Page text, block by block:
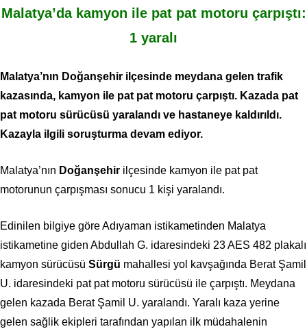
Malatya’da kamyon ile pat pat motoru çarpıştı:
1 yaralı
Malatya’nın Doğanşehir ilçesinde meydana gelen trafik
kazasında, kamyon ile pat pat motoru çarpıştı. Kazada pat
pat motoru sürücüsü yaralandı ve hastaneye kaldırıldı.
Kazayla ilgili soruşturma devam ediyor.
Malatya’nın Doğanşehir ilçesinde kamyon ile pat pat
motorunun çarpışması sonucu 1 kişi yaralandı.
Edinilen bilgiye göre Adıyaman istikametinden Malatya
istikametine giden Abdullah G. idaresindeki 23 AES 482 plakalı
kamyon sürücüsü Sürgü mahallesi yol kavşağında Berat Şamil
U. idaresindeki pat pat motoru sürücüsü ile çarpıştı. Meydana
gelen kazada Berat Şamil U. yaralandı. Yaralı kaza yerine
gelen sağlik ekipleri tarafından yapılan ilk müdahalenin